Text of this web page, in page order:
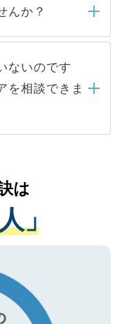
気のある医療機
募が殺到する場
合った人材の
ケースが増え
定をいただい
せん。内定先へ
トナーが行い
んか？
はありませんの
トからの登録
個人情報は、
び転職活動の
。お預かりし
はご本人の許可
いての厳密な
みに付与され
得済みです。
心ください。
ないのです
を相談できま
の状況や紹介
アドバイスを
ご転職をされ
トが可能です
い。
は
」